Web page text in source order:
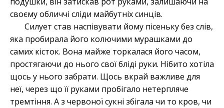
своєму обличчі сліди майбутніх синців.
Силует став наспівувати йому пісеньку без слів,
яка пробирала його колючими мурашками до
самих кісток. Вона майже торкалася його часом,
простягаючи до нього свої бліді руки. Нібито хотіла
щось у нього забрати. Щось вкрай важливе для
неї, через що її руками пробігало нетерпляче
тремтіння. А з червоної сукні збігала чи то кров, чи